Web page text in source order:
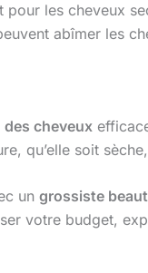
pour les cheveux
abîmer les
des cheveux
qu’elle soit
un grossiste
votre budget,